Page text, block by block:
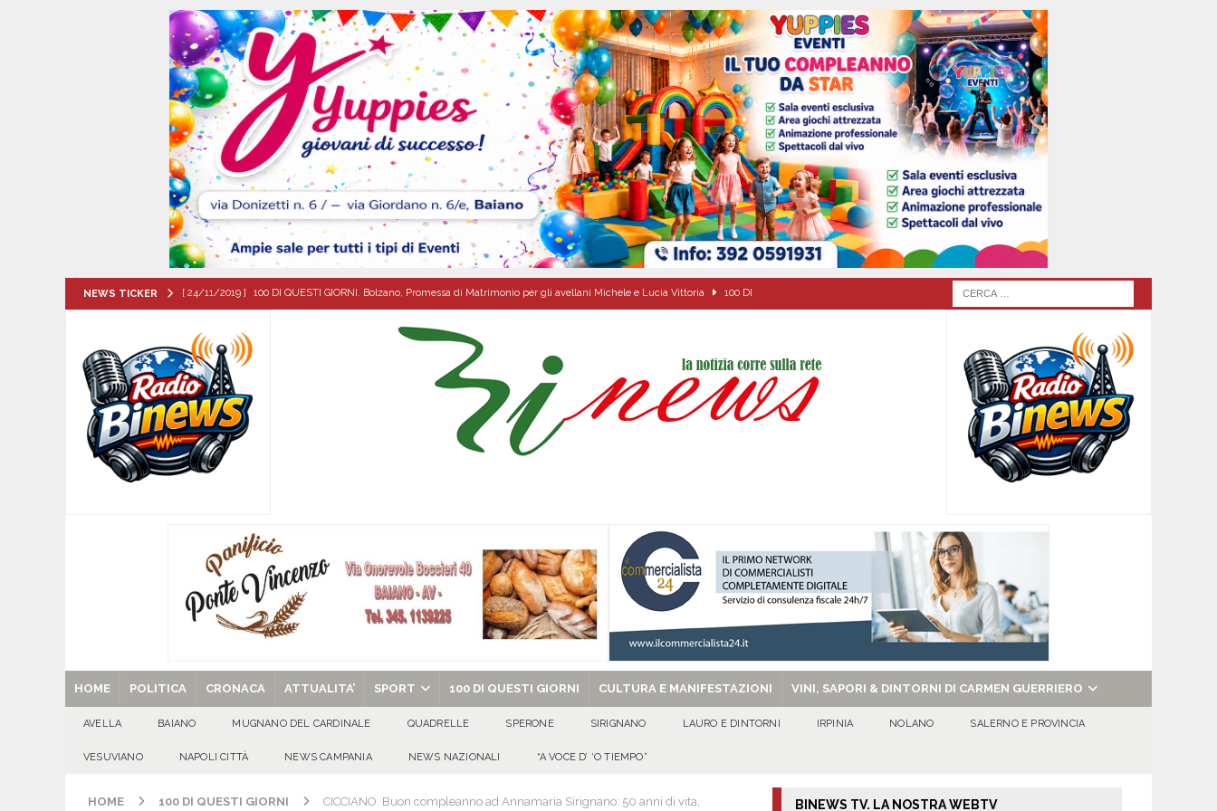
NEWS TICKER [ 24/11/2019 ] 100 DI QUESTI GIORNI. Bolzano, Promessa di Matrimonio per gli avellani Michele e Lucia Vittoria 100 DI
[ 08/08/2026 ] Forino (AV): Sale l’attesa per il concerto del 10 agosto di Anna Tatangelo in occasione dei festeggiamenti
patronali
[ 08/08/2026 ] Quadrelle in Festa: Tutto pronto per i solenni festeggiamenti in onore di San Giovanni Battista 2026!
EVIDENZA
[ 08/08/2026 ]
[ 08/08/2026 ] U.S. Avellino. Sponsor e kit gara della stagione 2026/27
[ 08/08/2026 ] Avella: lutto per la scomparsa di Antonio Napolitano AVELLA
[ 29/08/2025 ] SANT’Oggi. Venerdì 29 agosto la chiesa celebra il Martirio di san Giovanni Battista e santa Sabina EVIDENZA
HOME POLITICA CRONACA ATTUALITA’ SPORT 100 DI QUESTI GIORNI CULTURA E MANIFESTAZIONI VINI, SAPORI & DINTORNI DI CARMEN GUERRIERO
AVELLA BAIANO MUGNANO DEL CARDINALE QUADRELLE SPERONE SIRIGNANO LAURO E DINTORNI IRPINIA NOLANO SALERNO E PROVINCIA
VESUVIANO NAPOLI CITTÀ NEWS CAMPANIA NEWS NAZIONALI “A VOCE D’ ‘O TIEMPO”
HOME 100 DI QUESTI GIORNI CICCIANO. Buon compleanno ad Annamaria Sirignano: 50 anni di vita, BINEWS TV. LA NOSTRA WEBTV